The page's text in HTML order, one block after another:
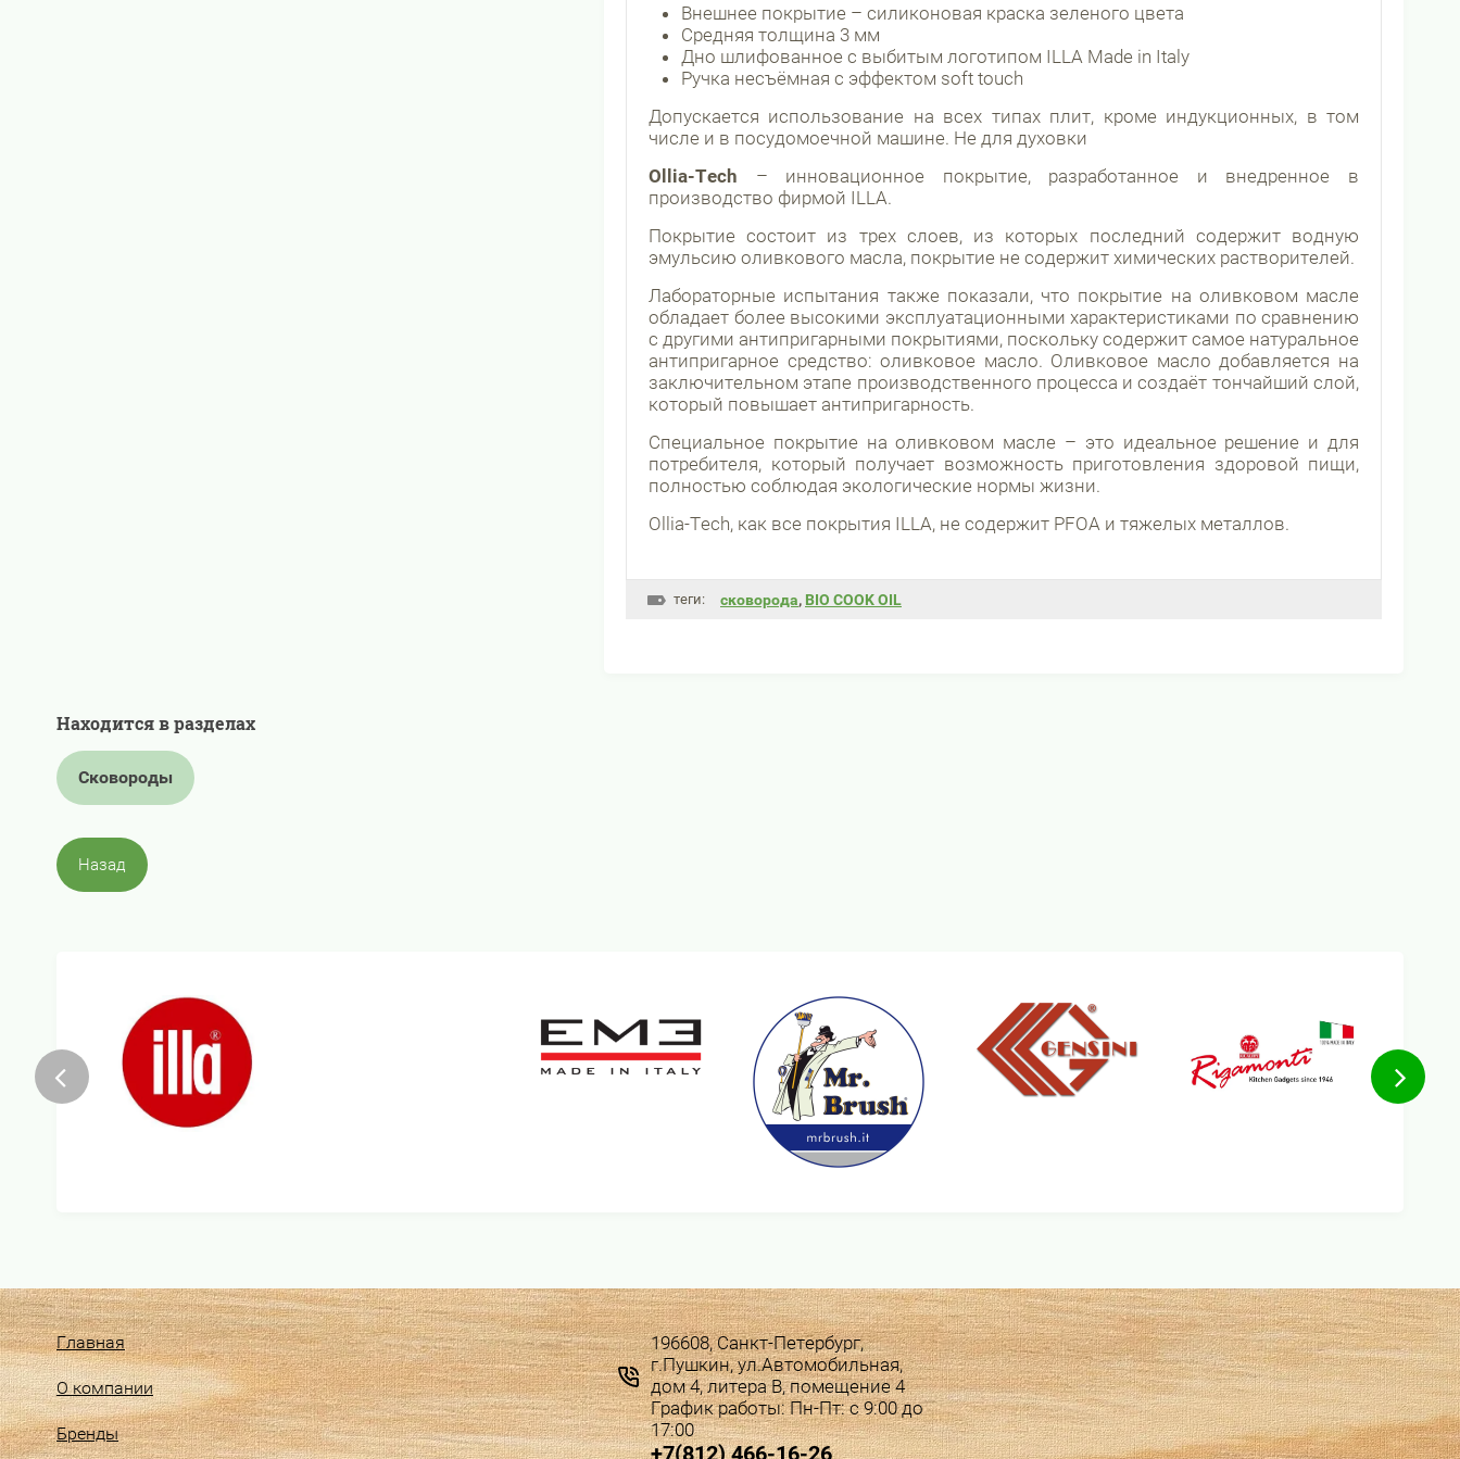
Внешнее покрытие – силиконовая краска зеленого цвета
Средняя толщина 3 мм
Дно шлифованное с выбитым логотипом ILLA Made in Italy
Ручка несъёмная с эффектом soft touch
Допускается использование на всех типах плит, кроме индукционных, в том
числе и в посудомоечной машине. Не для духовки
Ollia-Tech – инновационное покрытие, разработанное и внедренное в
производство фирмой ILLA.
Покрытие состоит из трех слоев, из которых последний содержит водную
эмульсию оливкового масла, покрытие не содержит химических растворителей.
Лабораторные испытания также показали, что покрытие на оливковом масле
обладает более высокими эксплуатационными характеристиками по сравнению
с другими антипригарными покрытиями, поскольку содержит самое натуральное
антипригарное средство: оливковое масло. Оливковое масло добавляется на
заключительном этапе производственного процесса и создаёт тончайший слой,
который повышает антипригарность.
Специальное покрытие на оливковом масле – это идеальное решение и для
потребителя, который получает возможность приготовления здоровой пищи,
полностью соблюдая экологические нормы жизни.
Ollia-Tech, как все покрытия ILLA, не содержит PFOA и тяжелых металлов.
теги: сковорода, BIO COOK OIL
Находится в разделах
Сковороды
Назад
Главная
О компании
Бренды
196608, Санкт-Петербург,
г.Пушкин, ул.Автомобильная,
дом 4, литера В, помещение 4
График работы: Пн-Пт: с 9:00 до
17:00
+7(812) 466-16-26